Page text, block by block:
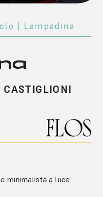
| Lampadina
minimalista a luce